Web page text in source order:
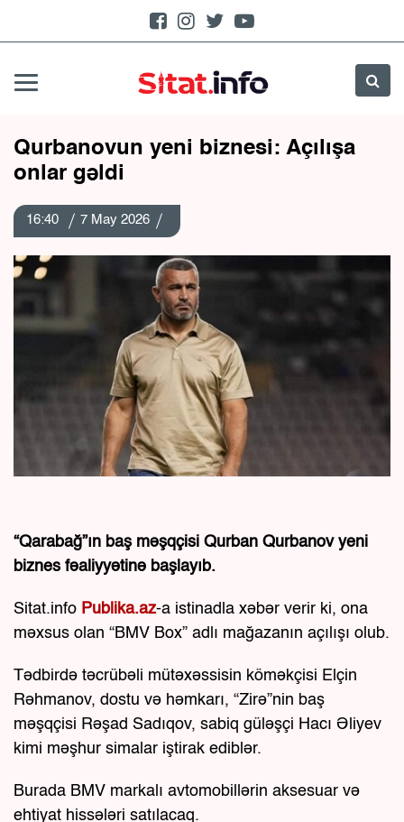
Qurbanovun yeni biznesi: Açılışa
onlar gəldi
16:40 7 May 2026
“Qarabağ”ın baş məşqçisi Qurban Qurbanov yeni
biznes fəaliyyətinə başlayıb.
Sitat.info Publika.az-a istinadla xəbər verir ki, ona
məxsus olan “BMV Box” adlı mağazanın açılışı olub.
Tədbirdə təcrübəli mütəxəssisin köməkçisi Elçin
Rəhmanov, dostu və həmkarı, “Zirə”nin baş
məşqçisi Rəşad Sadıqov, sabiq güləşçi Hacı Əliyev
kimi məşhur simalar iştirak ediblər.
Burada BMV markalı avtomobillərin aksesuar və
ehtiyat hissələri satılacaq.